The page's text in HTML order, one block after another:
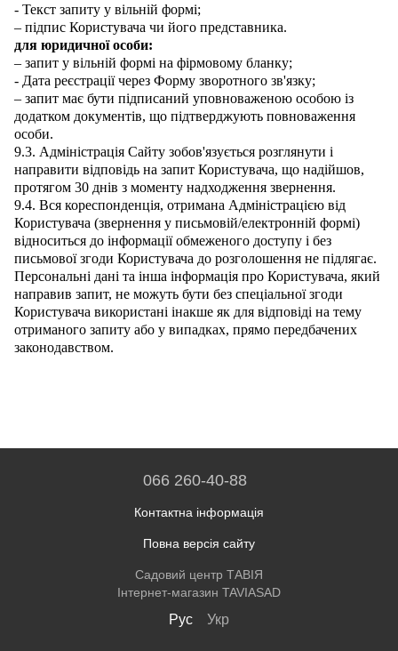
- Текст запиту у вільній формі;
– підпис Користувача чи його представника.
для юридичної особи:
– запит у вільній формі на фірмовому бланку;
- Дата реєстрації через Форму зворотного зв'язку;
– запит має бути підписаний уповноваженою особою із
додатком документів, що підтверджують повноваження
особи.
9.3. Адміністрація Сайту зобов'язується розглянути і
направити відповідь на запит Користувача, що надійшов,
протягом 30 днів з моменту надходження звернення.
9.4. Вся кореспонденція, отримана Адміністрацією від
Користувача (звернення у письмовій/електронній формі)
відноситься до інформації обмеженого доступу і без
письмової згоди Користувача до розголошення не підлягає.
Персональні дані та інша інформація про Користувача, який
направив запит, не можуть бути без спеціальної згоди
Користувача використані інакше як для відповіді на тему
отриманого запиту або у випадках, прямо передбачених
законодавством.
066 260-40-88
Контактна інформація
Повна версія сайту
Садовий центр ТАВІЯ
Інтернет-магазин TAVIASAD
Рус Укр